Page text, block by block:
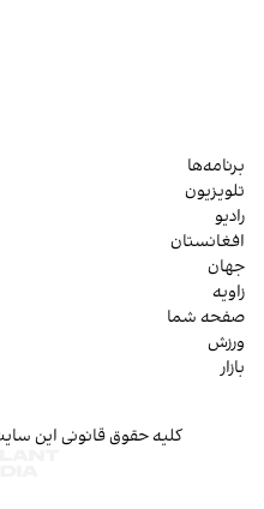
برنامه‌ها
تلویزیون
رادیو
افغانستان
جهان
زاویه
صفحه شما
ورزش
بازار
کلیه حقوق قانونی این